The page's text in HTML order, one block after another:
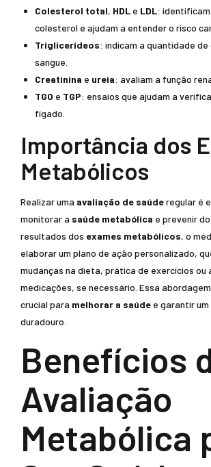
Colesterol total, HDL e LDL:
colesterol e ajudam a entender o risco
Triglicerídeos: indicam a quantidade de
sangue.
Creatinina e ureia: avaliam a função
TGO e TGP: ensaios que ajudam a
fígado.
Importância dos
Metabólicos
Realizar uma avaliação de saúderegular é
monitorar a saúde metabólica e prevenir
resultados dos exames metabólicos, o
elaborar um plano de ação personalizado,
mudanças na dieta, prática de exercícios ou
medicações, se necessário. Essa
crucial para melhorar a saúde e garantir
duradouro.
Benefícios
Avaliação
Metabólica